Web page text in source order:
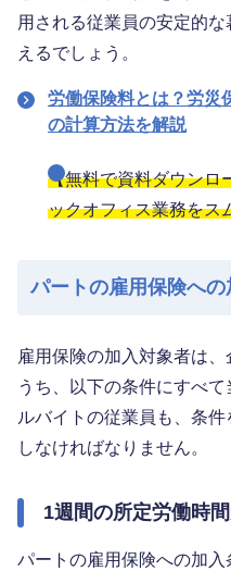
用される従業員の安定的
えるでしょう。
労働保険料とは？労災
の計算方法を解説
【無料で資料ダウンロ
ックオフィス業務をス
パートの雇用保険への
雇用保険の加入対象者は
うち、以下の条件にすべ
ルバイトの従業員も、条
しなければなりません。
1週間の所定労働時
パートの雇用保険への加